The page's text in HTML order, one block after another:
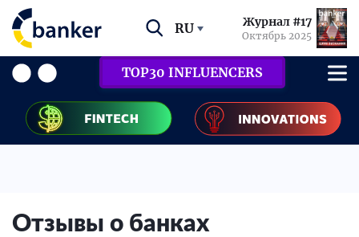
RU Журнал #17
Октябрь 2025
TOP30 INFLUENCERS
Отзывы о банках